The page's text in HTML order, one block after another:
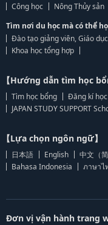
Công học
Nông Thủy sản
Tìm nơi du học mà có thể
Đào tạo giảng viên, Giáo dục
Khoa học tổng hợp
【Hướng dẫn tìm học
Tìm học bổng
Đăng kí
JAPAN STUDY SUPPORT
【Lựa chọn ngôn ngữ】
日本語 English 中文（
Bahasa Indonesia
ภาษาไ
Đơn vị vận hành trang